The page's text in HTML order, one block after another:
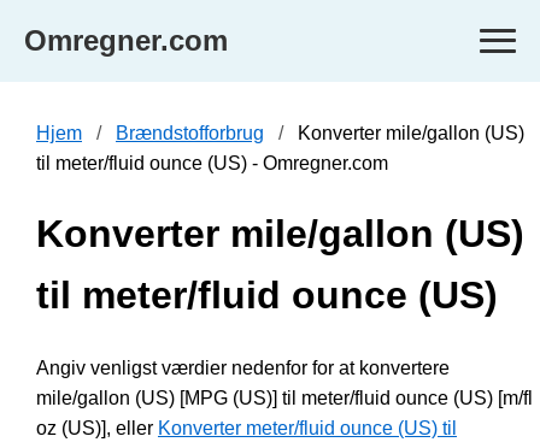
Omregner.com
Hjem Brændstofforbrug
Konverter mile/gallon (US)
til meter/fluid ounce (US) - Omregner.com
Konverter mile/gallon (US)
til meter/fluid ounce (US)
Angiv venligst værdier nedenfor for at konvertere
mile/gallon (US) [MPG (US)] til meter/fluid ounce (US) [m/fl
oz (US)], eller Konverter meter/fluid ounce (US) til